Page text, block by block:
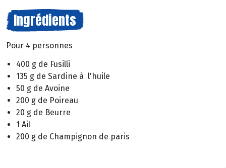
Ingrédients
Pour 4 personnes
400 g de Fusilli
135 g de Sardine à l'huile
50 g de Avoine
200 g de Poireau
20 g de Beurre
1 Ail
200 g de Champignon de paris